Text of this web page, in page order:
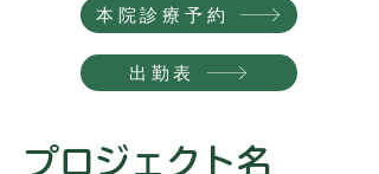
本院診療予約
出勤表
プロジェクト名